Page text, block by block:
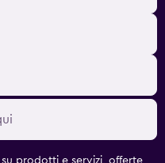
prodotti e servizi, offerte